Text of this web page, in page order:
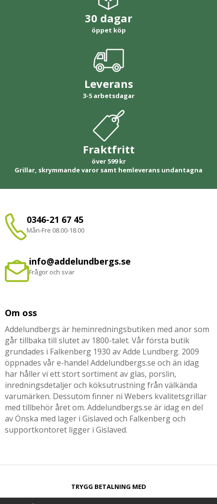
30 dagar
öppet köp
Leverans
3-5 arbetsdagar
Fraktfritt
över 599 kr
Grillar, skrymmande varor samt hemleverans undantagna
0346-21 67 45
Mån-Fre 08.00-18.00
info@addelundbergs.se
Frågor och svar
Om oss
Addelundbergs är heminredningsbutiken med anor som
går tillbaka till slutet av 1800-talet. Vår första butik
grundades i Falkenberg 1930 av Adde Lundberg. 2009
öppnades vår e-handel Addelundbergs.se och än idag
har håller vi ett stort sortiment av glas, porslin,
inredningsdetaljer och köksutrustning från välkända
varumärken. Dessutom finner ni Webers kvalitetsgrillar
med tillbehör året om. Addelundbergs.se är idag en del
av Önska med lager i Gislaved och Falkenberg och
supportkontoret ligger i Gislaved.
TRYGG BETALNING MED​